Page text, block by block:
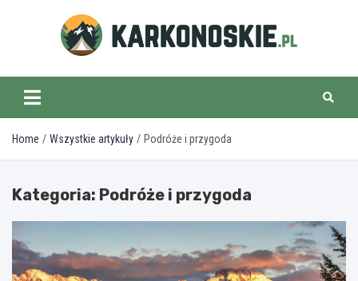
karkonoskie.pl
Home Wszystkie artykuły Podróże i przygoda
Kategoria: Podróże i przygoda